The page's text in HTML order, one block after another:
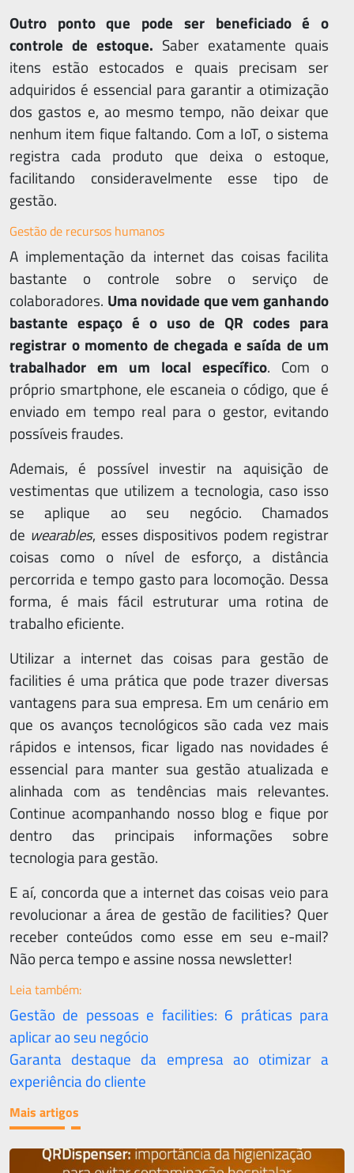
Outro ponto que pode ser beneficiado é o
controle de estoque. Saber exatamente quais
itens estão estocados e quais precisam ser
adquiridos é essencial para garantir a otimização
dos gastos e, ao mesmo tempo, não deixar que
nenhum item fique faltando. Com a IoT, o sistema
registra cada produto que deixa o estoque,
facilitando consideravelmente esse tipo de
gestão.
Gestão de recursos humanos
A implementação da internet das coisas facilita
bastante o controle sobre o serviço de
colaboradores. Uma novidade que vem ganhando
bastante espaço é o uso de QR codes para
registrar o momento de chegada e saída de um
trabalhador em um local específico. Com o
próprio smartphone, ele escaneia o código, que é
enviado em tempo real para o gestor, evitando
possíveis fraudes.
Ademais, é possível investir na aquisição de
vestimentas que utilizem a tecnologia, caso isso
se aplique ao seu negócio. Chamados
de wearables, esses dispositivos podem registrar
coisas como o nível de esforço, a distância
percorrida e tempo gasto para locomoção. Dessa
forma, é mais fácil estruturar uma rotina de
trabalho eficiente.
Utilizar a internet das coisas para gestão de
facilities é uma prática que pode trazer diversas
vantagens para sua empresa. Em um cenário em
que os avanços tecnológicos são cada vez mais
rápidos e intensos, ficar ligado nas novidades é
essencial para manter sua gestão atualizada e
alinhada com as tendências mais relevantes.
Continue acompanhando nosso blog e fique por
dentro das principais informações sobre
tecnologia para gestão.
E aí, concorda que a internet das coisas veio para
revolucionar a área de gestão de facilities? Quer
receber conteúdos como esse em seu e-mail?
Não perca tempo e assine nossa newsletter!
Leia também:
Gestão de pessoas e facilities: 6 práticas para
aplicar ao seu negócio
Garanta destaque da empresa ao otimizar a
experiência do cliente
Mais artigos